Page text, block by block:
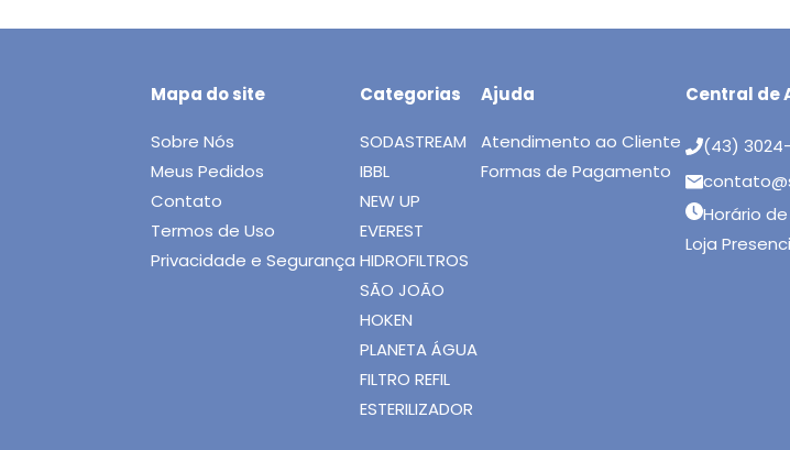
Mapa do site
Sobre Nós
Meus Pedidos
Contato
Termos de Uso
Privacidade e Segurança
Categorias
SODASTREAM
IBBL
NEW UP
EVEREST
HIDROFILTROS
SÃO JOÃO
HOKEN
PLANETA ÁGUA
FILTRO REFIL
ESTERILIZADOR
Ajuda
Atendimento ao Cliente
Formas de Pagamento
Central de
(43)
Horário
Loja